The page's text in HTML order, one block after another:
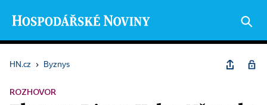
HN.cz › Byznys
ROZHOVOR